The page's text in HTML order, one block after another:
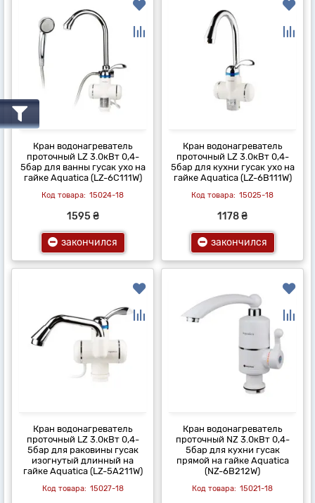
Кран водонагреватель
проточный LZ 3.0кВт 0,4-
5бар для ванны гусак ухо на
гайке Aquatica (LZ-6C111W)
15024-18
1595 ₴
закончился
Кран водонагреватель
проточный LZ 3.0кВт 0,4-
5бар для кухни гусак ухо на
гайке Aquatica (LZ-6B111W)
15025-18
1178 ₴
закончился
Кран водонагреватель
проточный LZ 3.0кВт 0,4-
5бар для раковины гусак
изогнутый длинный на
гайке Aquatica (LZ-5A211W)
15027-18
Кран водонагреватель
проточный NZ 3.0кВт 0,4-
5бар для кухни гусак
прямой на гайке Aquatica
(NZ-6B212W)
15021-18